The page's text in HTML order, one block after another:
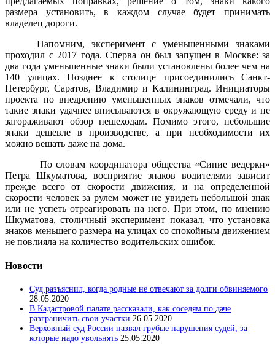
размера установить, в каждом случае будет принимать
владелец дороги.
Напомним, эксперимент с уменьшенными знаками
проходил с 2017 года. Сперва он был запущен в Москве: за
два года уменьшенные знаки были установлены более чем на
140 улицах. Позднее к столице присоединились Санкт-
Петербург, Саратов, Владимир и Калининград. Инициаторы
проекта по внедрению уменьшенных знаков отмечали, что
такие знаки удачнее вписываются в окружающую среду и не
загораживают обзор пешеходам. Помимо этого, небольшие
знаки дешевле в производстве, а при необходимости их
можно вешать даже на дома.
По словам координатора общества «Синие ведерки»
Петра Шкуматова, восприятие знаков водителями зависит
прежде всего от скорости движения, и на определенной
скорости человек за рулем может не увидеть небольшой знак
или не успеть отреагировать на него. При этом, по мнению
Шкуматова, столичный эксперимент показал, что установка
знаков меньшего размера на улицах со спокойным движением
не повлияла на количество водительских ошибок.
Новости
Суд разъяснил, когда родные не отвечают за долги обвиняемого
28.05.2020
В Кадастровой палате рассказали, как соседям по даче
разграничить свои участки 26.05.2020
Верховный суд России назвал грубые нарушения судей, за
которые надо увольнять 25.05.2020